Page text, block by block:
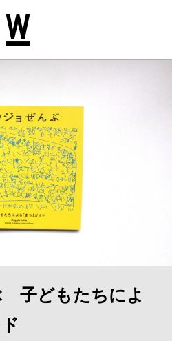
子どもたちによ